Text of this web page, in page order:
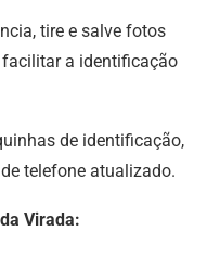
tire e salve fotos
a identificação
de identificação,
telefone atualizado.
Virada: